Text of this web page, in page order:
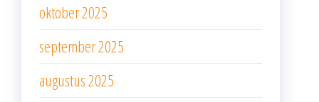
oktober 2025
september 2025
augustus 2025